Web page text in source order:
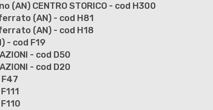
CENTRO STORICO - cod H300
(AN) - cod H81
(AN) - cod H18
- cod F19
- cod D50
- cod D20